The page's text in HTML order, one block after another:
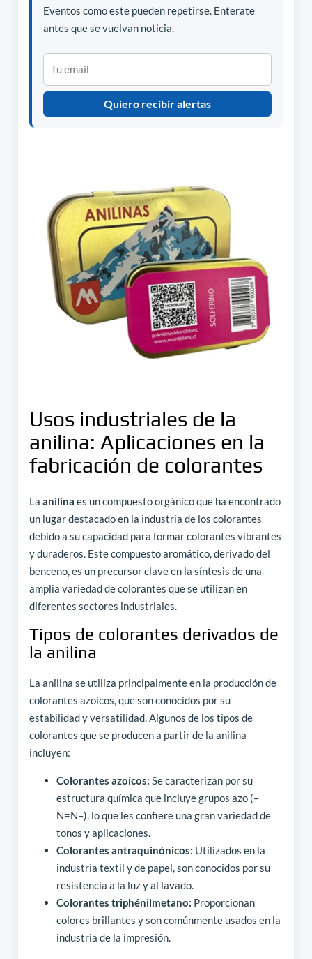
Eventos como este pueden repetirse. Enterate
antes que se vuelvan noticia.
Quiero recibir alertas
Usos industriales de la
anilina: Aplicaciones en la
fabricación de colorantes
La anilina es un compuesto orgánico que ha encontrado
un lugar destacado en la industria de los colorantes
debido a su capacidad para formar colorantes vibrantes
y duraderos. Este compuesto aromático, derivado del
benceno, es un precursor clave en la síntesis de una
amplia variedad de colorantes que se utilizan en
diferentes sectores industriales.
Tipos de colorantes derivados de
la anilina
La anilina se utiliza principalmente en la producción de
colorantes azoicos, que son conocidos por su
estabilidad y versatilidad. Algunos de los tipos de
colorantes que se producen a partir de la anilina
incluyen:
Colorantes azoicos: Se caracterizan por su
estructura química que incluye grupos azo (–
N=N–), lo que les confiere una gran variedad de
tonos y aplicaciones.
Colorantes antraquinónicos: Utilizados en la
industria textil y de papel, son conocidos por su
resistencia a la luz y al lavado.
Colorantes triphénilmetano: Proporcionan
colores brillantes y son comúnmente usados en la
industria de la impresión.